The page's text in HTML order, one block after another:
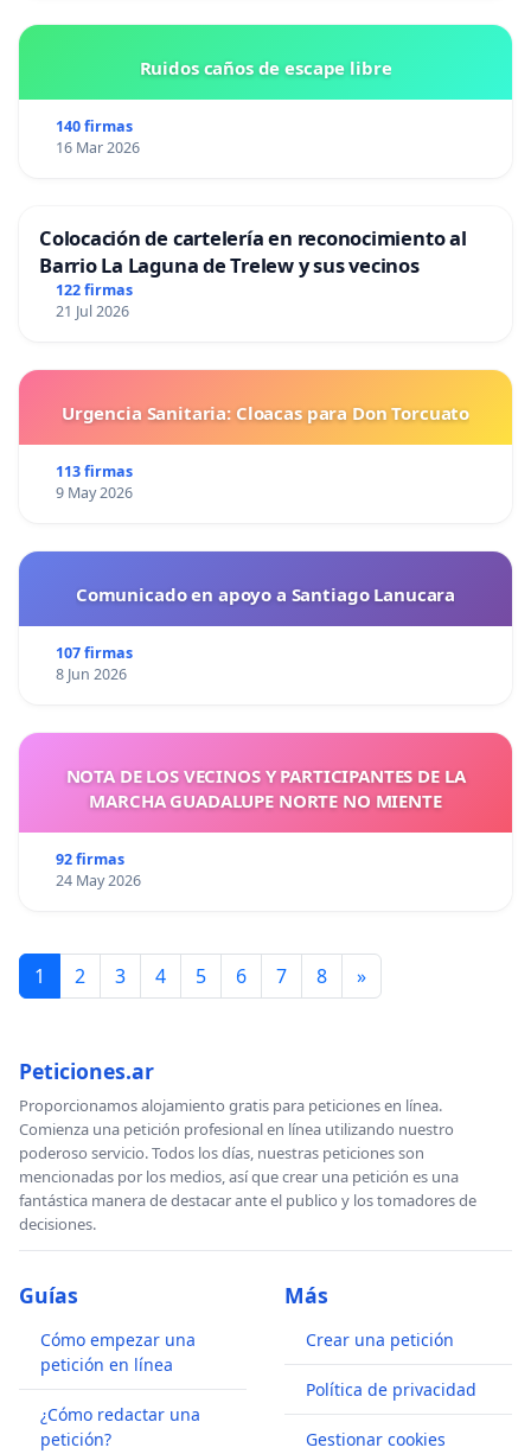
Ruidos caños de escape libre
140 firmas
16 Mar 2026
Colocación de cartelería en reconocimiento al
Barrio La Laguna de Trelew y sus vecinos
122 firmas
21 Jul 2026
Urgencia Sanitaria: Cloacas para Don Torcuato
113 firmas
9 May 2026
Comunicado en apoyo a Santiago Lanucara
107 firmas
8 Jun 2026
NOTA DE LOS VECINOS Y PARTICIPANTES DE LA
MARCHA GUADALUPE NORTE NO MIENTE
92 firmas
24 May 2026
1 2 3 4 5 6 7 8 »
Peticiones.ar
Proporcionamos alojamiento gratis para peticiones en línea.
Comienza una petición profesional en línea utilizando nuestro
poderoso servicio. Todos los días, nuestras peticiones son
mencionadas por los medios, así que crear una petición es una
fantástica manera de destacar ante el publico y los tomadores de
decisiones.
Guías
Cómo empezar una
petición en línea
¿Cómo redactar una
petición?
Más
Crear una petición
Política de privacidad
Gestionar cookies